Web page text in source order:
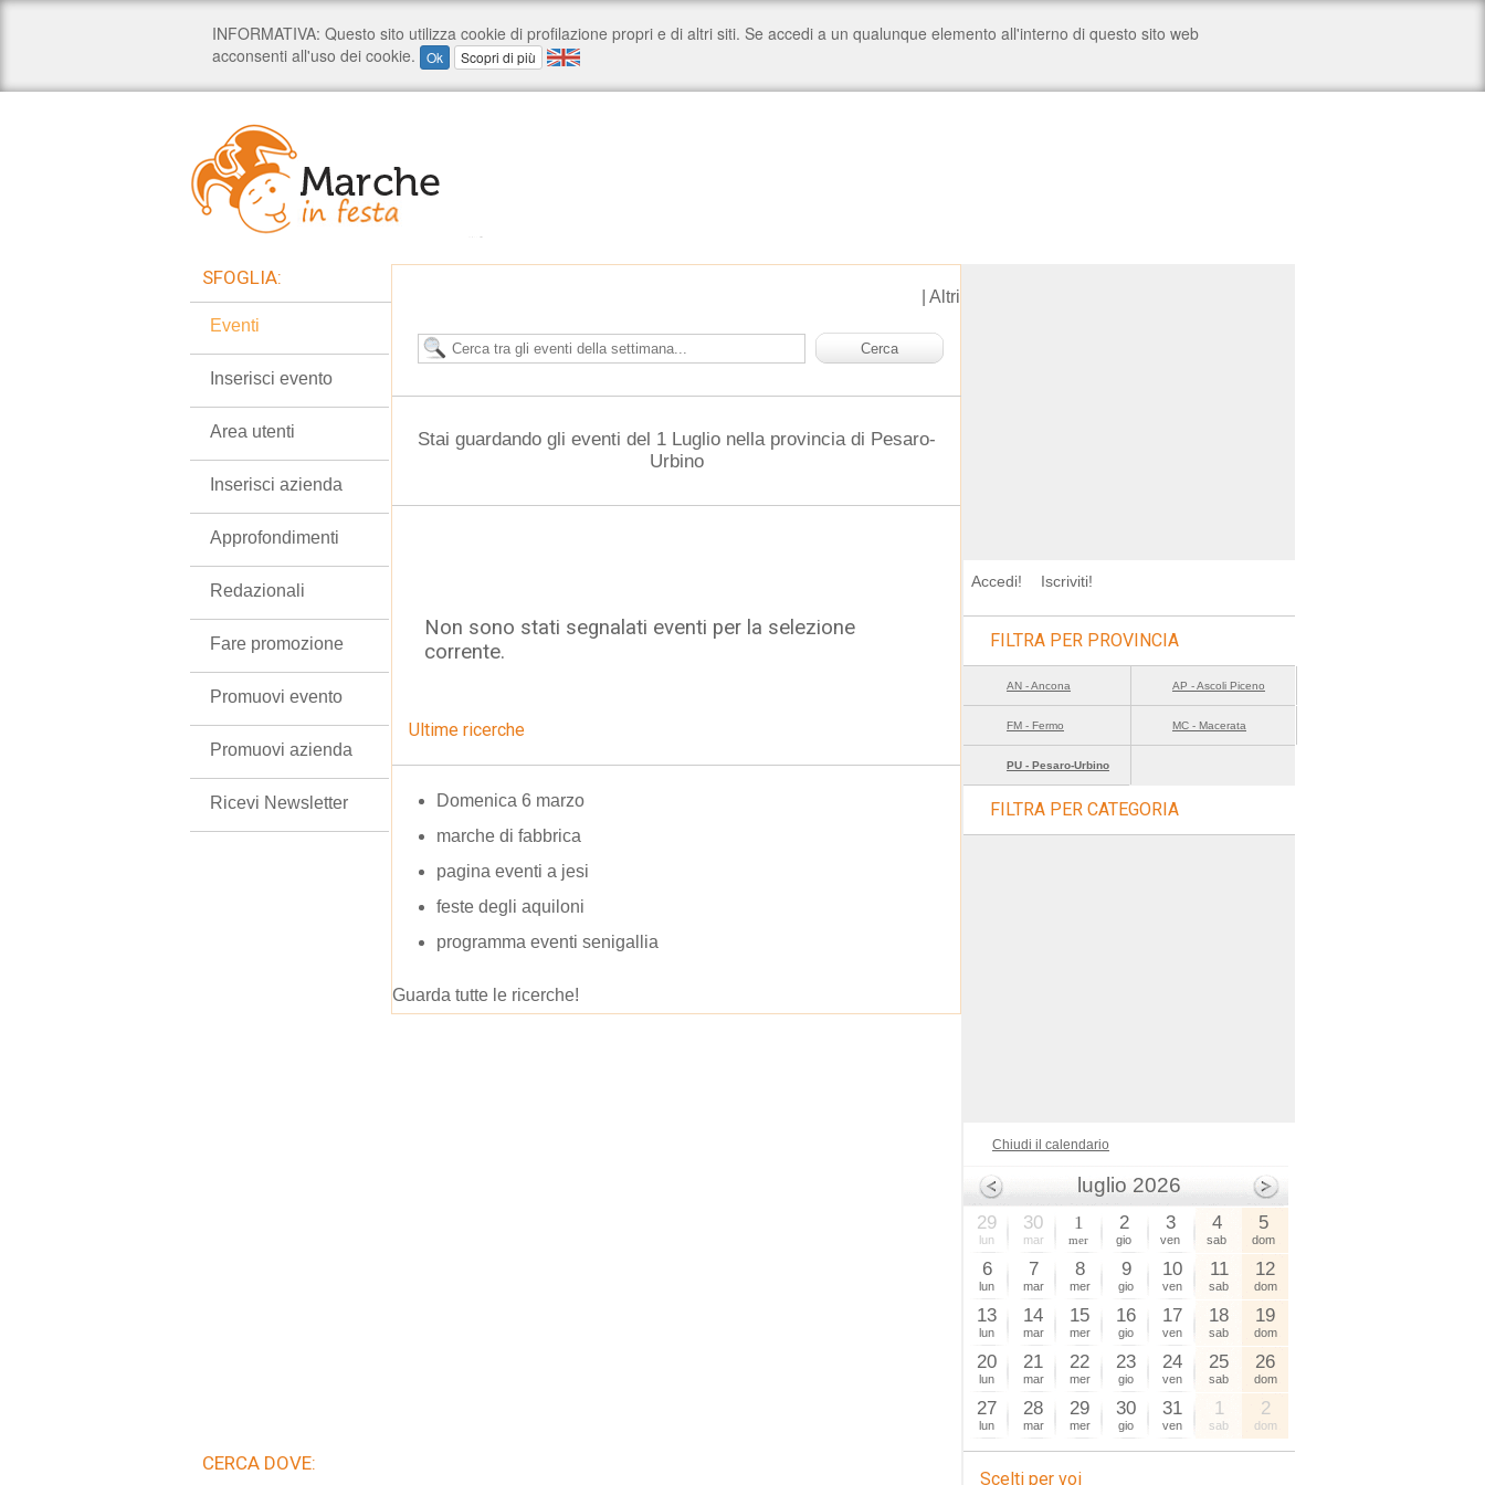
Altri
Stai guardando gli eventi del 1 Luglio nella provincia di Pesaro-
Urbino
Non sono stati segnalati eventi per la selezione
corrente.
Ultime ricerche
Domenica 6 marzo
marche di fabbrica
pagina eventi a jesi
feste degli aquiloni
programma eventi senigallia
Guarda tutte le ricerche!
SFOGLIA:
Eventi
Inserisci evento
Area utenti
Inserisci azienda
Approfondimenti
Redazionali
Fare promozione
Promuovi evento
Promuovi azienda
Ricevi Newsletter
CERCA DOVE:
Accedi! Iscriviti!
FILTRA PER PROVINCIA
AN - Ancona AP - Ascoli Piceno
FM - Fermo MC - Macerata
PU - Pesaro-Urbino
FILTRA PER CATEGORIA
Chiudi il calendario
luglio 2026
29
lun
30
mar
1
mer
2
gio
3
ven
4
sab
5
dom
6
lun
7
mar
8
mer
9
gio
10
ven
11
sab
12
dom
13
lun
14
mar
15
mer
16
gio
17
ven
18
sab
19
dom
20
lun
21
mar
22
mer
23
gio
24
ven
25
sab
26
dom
27
lun
28
mar
29
mer
30
gio
31
ven
1
sab
2
dom
Scelti per voi